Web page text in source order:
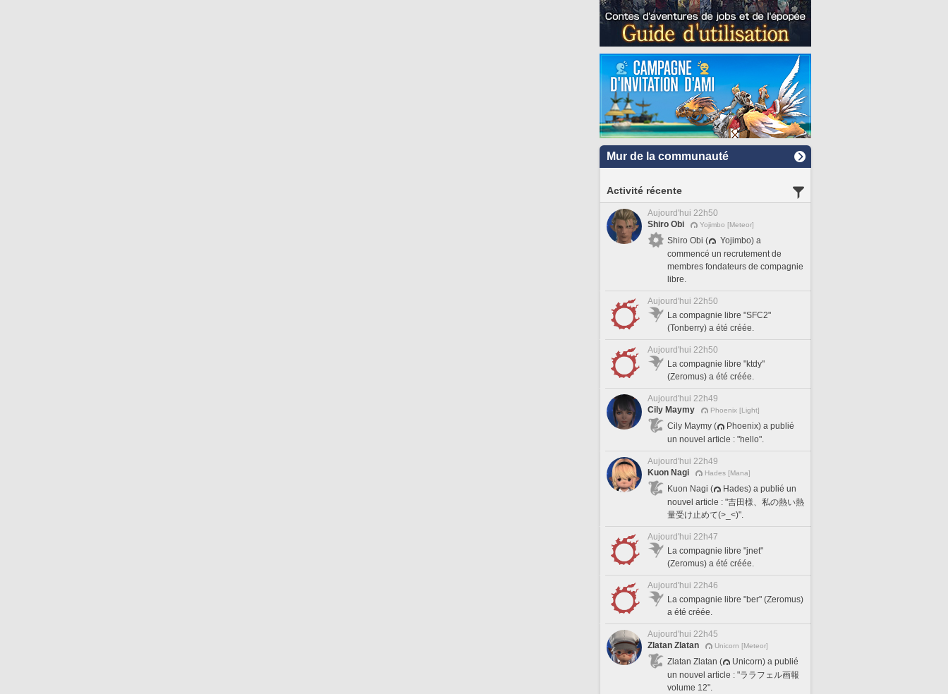
Mur de la communauté
Activité récente
Aujourd'hui 22h50
Shiro Obi
Yojimbo [Meteor]
Shiro Obi (
Yojimbo) a
commencé un recrutement de
membres fondateurs de compagnie
libre.
Aujourd'hui 22h50
La compagnie libre "SFC2"
(Tonberry) a été créée.
Aujourd'hui 22h50
La compagnie libre "ktdy"
(Zeromus) a été créée.
Aujourd'hui 22h49
Cily Maymy
Phoenix [Light]
Cily Maymy (
Phoenix) a publié
un nouvel article : "hello".
Aujourd'hui 22h49
Kuon Nagi
Hades [Mana]
Kuon Nagi (
Hades) a publié un
nouvel article : "吉田様、私の熱い熱
量受け止めて(>_<)".
Aujourd'hui 22h47
La compagnie libre "jnet"
(Zeromus) a été créée.
Aujourd'hui 22h46
La compagnie libre "ber" (Zeromus)
a été créée.
Aujourd'hui 22h45
Zlatan Zlatan
Unicorn [Meteor]
Zlatan Zlatan (
Unicorn) a publié
un nouvel article : "ララフェル画報
volume 12".